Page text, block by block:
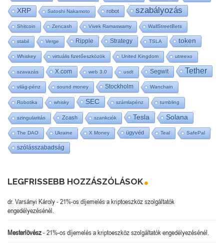
XRP Satoshi Nakamoto robot szabályozás
Shitcoin Zencash Vivek Ramaswamy WallStreetBets
stabil Verge Ripple Strategy TSLA token
Whiskey virtuális fizetőeszközök United Kingdom utreexo
szavazás X.com web 3.0 usdt Segwit Tether
világ-pénz sound money Stockholm Wanchain
Robotika whisky SEC számlapénz tumbling
szingularitás Zcash szankciók Tesla Solana
The DAO Ukraine X Money ügyvéd Teal SafePal
szólásszabadság
LEGFRISSEBB HOZZÁSZÓLÁSOK
dr. Varsányi Károly-21%-os díjemelés a kriptoeszköz szolgáltatók
engedélyezésénél.
Mesterlövész-21%-os díjemelés a kriptoeszköz szolgáltatók engedélyezésénél.